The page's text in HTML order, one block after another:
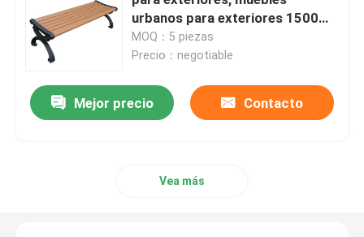
Bancos de plástico reciclado para exteriores
Mesas de picnic al aire libre
urbanos para exteriores 1500
mm de longitud
MOQ：5 piezas
Precio：negotiable
Mejor precio Contacto
Vea más